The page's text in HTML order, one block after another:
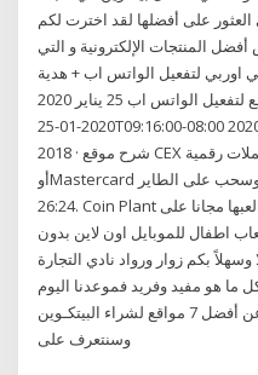
على أفضلها لقد اخترت لكم
بعض أفضل المنتجات الإلكترونية و التي
لتفعيل الواتس اب + هدية
15$ لشراء اكثر من رقم من الموقع لتفعيل الواتس اب 25 يناير 2020
2020-01-25T09:16:00-08:00 2020-04-29T03:05:52-07:00 Aug 27,
2018 · شرح موقع CEX لشراء بتكوين وعملات رقمية ( إداع بي Visa
أوMastercard خاصة بيك بسهولة وسحب على الطاير ) - Duration:
26:24. Coin Plant لعبة القفز وجمع العملات الذهبية العبها مجانا على
اطفال للموبايل اون لاين بدون
بكم زوار ورواد نادي التجارة
ما هو مفيد وفريد فموعدنا اليوم
مع مقالة هامة سنتحدث خلالها عن أفضل 7 مواقع لشراء البيتكـوين
وسنتعرف على